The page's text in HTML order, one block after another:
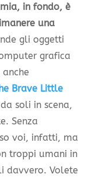
in fondo, è
una
gli oggetti
grafica
Brave Little
soli in scena,
Senza
voi, infatti, ma
troppi umani in
davvero. Volete